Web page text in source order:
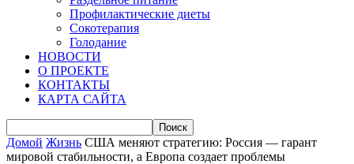
Профилактические диеты
Сокотерапия
Голодание
НОВОСТИ
О ПРОЕКТЕ
КОНТАКТЫ
КАРТА САЙТА
Домой Жизнь США меняют стратегию: Россия — гарант
мировой стабильности, а Европа создает проблемы